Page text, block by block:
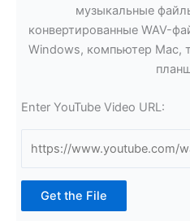
музыкальные
конвертированные WAV-
Windows, компьютер Mac,
Enter YouTube Video URL:
Get the File